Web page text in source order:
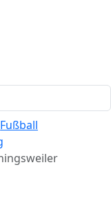
Fußball